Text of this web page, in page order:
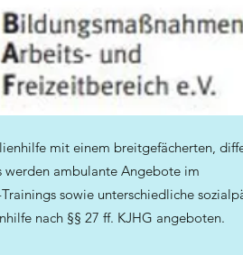
mit einem breitgefächerten,
ambulante Angebote im
sowie unterschiedliche
nach §§ 27 ff. KJHG angeboten.